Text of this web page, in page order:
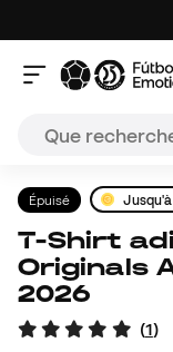
Épuisé
T-Shirt adidas Argentine
Originals
2026
(1)